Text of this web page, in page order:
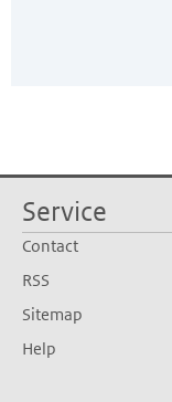
Service
Contact
RSS
Sitemap
Help